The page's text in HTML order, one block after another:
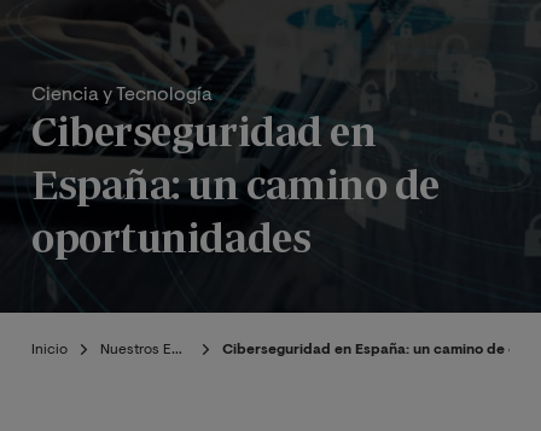
Ciencia y Tecnología
Ciberseguridad en
España: un camino de
oportunidades
Inicio Nuestros Expertos Ciberseguridad en España: un camino de